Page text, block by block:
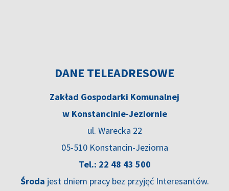
DANE TELEADRESOWE
Zakład Gospodarki Komunalnej
w Konstancinie-Jeziornie
ul. Warecka 22
05-510 Konstancin-Jeziorna
Tel.: 22 48 43 500
Środa jest dniem pracy bez przyjęć Interesantów.